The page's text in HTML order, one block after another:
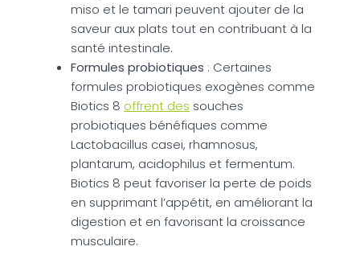
miso et le tamari peuvent ajouter de la
saveur aux plats tout en contribuant à la
santé intestinale.
Formules probiotiques : Certaines
formules probiotiques exogènes comme
Biotics 8 offrent des souches
probiotiques bénéfiques comme
Lactobacillus casei, rhamnosus,
plantarum, acidophilus et fermentum.
Biotics 8 peut favoriser la perte de poids
en supprimant l’appétit, en améliorant la
digestion et en favorisant la croissance
musculaire.